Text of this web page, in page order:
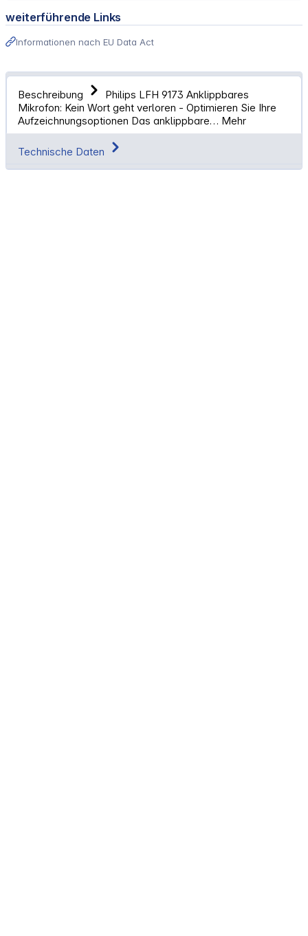
weiterführende Links
Informationen nach EU Data Act
Beschreibung
Philips LFH 9173 Anklippbares
Mikrofon: Kein Wort geht verloren - Optimieren Sie Ihre
Aufzeichnungsoptionen Das anklippbare… Mehr
Technische Daten